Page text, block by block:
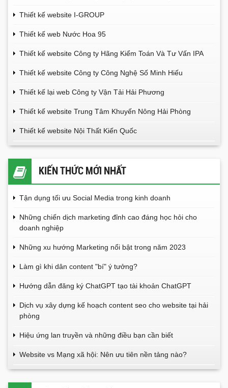
Thiết kế website I-GROUP
Thiết kế web Nước Hoa 95
Thiết kế website Công ty Hãng Kiểm Toán Và Tư Vấn IPA
Thiết kế website Công ty Công Nghệ Số Minh Hiếu
Thiết kế lại web Công ty Vận Tải Hải Phương
Thiết kế website Trung Tâm Khuyến Nông Hải Phòng
Thiết kế website Nội Thất Kiến Quốc
KIẾN THỨC MỚI NHẤT
Tận dụng tối ưu Social Media trong kinh doanh
Những chiến dịch marketing đỉnh cao đáng học hỏi cho
doanh nghiệp
Những xu hướng Marketing nổi bật trong năm 2023
Làm gì khi dân content "bí" ý tưởng?
Hướng dẫn đăng ký ChatGPT tạo tài khoản ChatGPT
Dịch vụ xây dựng kế hoạch content seo cho website tại hải
phòng
Hiệu ứng lan truyền và những điều bạn cần biết
Website vs Mạng xã hội: Nên ưu tiên nền tảng nào?